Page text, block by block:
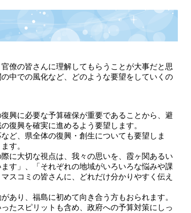
僚の皆さんに理解してもらうことが大事だと思
中での風化など、どのような要望をしていくの
興に必要な予算確保が重要であることから、避
復興を確実に進めるよう要望します。
ど、県全体の復興・創生についても要望しま
す。
に大切な視点は、我々の思いを、霞ヶ関あるい
す」、「それぞれの地域がいろいろな悩みや課
スコミの皆さんに、どれだけ分かりやすく伝え
り、福島に初めて向き合う方もおられます。
たスピリットも含め、政府への予算対策にしっ